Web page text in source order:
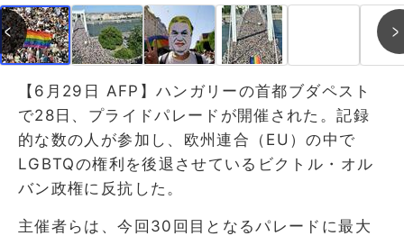
【6月29日 AFP】ハンガリーの首都ブダペスト
で28日、プライドパレードが開催された。記録
的な数の人が参加し、欧州連合（EU）の中で
LGBTQの権利を後退させているビクトル・オル
バン政権に反抗した。
主催者らは、今回30回目となるパレードに最大